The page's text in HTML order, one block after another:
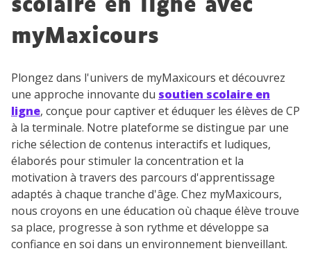
scolaire en ligne avec
myMaxicours
Plongez dans l'univers de myMaxicours et découvrez
une approche innovante du soutien scolaire en
ligne, conçue pour captiver et éduquer les élèves de CP
à la terminale. Notre plateforme se distingue par une
riche sélection de contenus interactifs et ludiques,
élaborés pour stimuler la concentration et la
motivation à travers des parcours d'apprentissage
adaptés à chaque tranche d'âge. Chez myMaxicours,
nous croyons en une éducation où chaque élève trouve
sa place, progresse à son rythme et développe sa
confiance en soi dans un environnement bienveillant.